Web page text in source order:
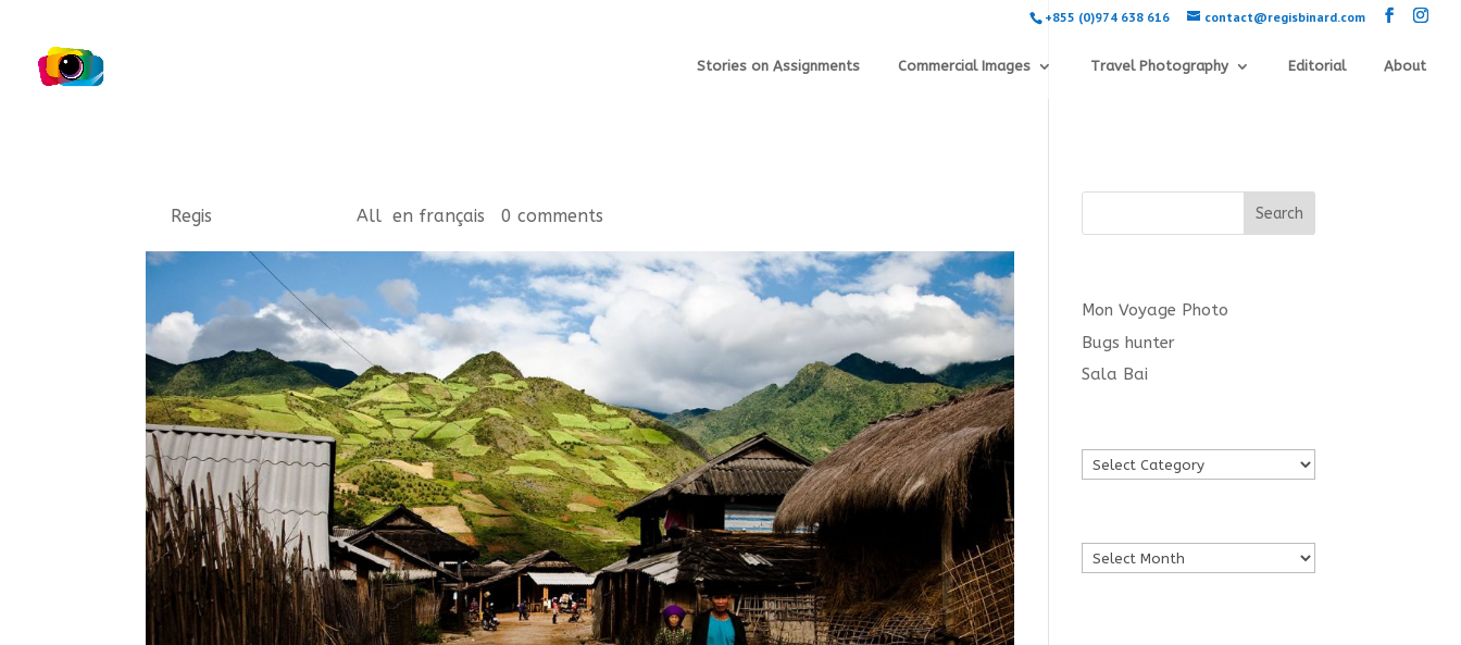
+855 (0)974 638 616 contact@regisbinard.com
Stories on Assignments Commercial Images Travel Photography Editorial About
Regis |All ,en français |0 comments
Mon Voyage Photo
Bugs hunter
Sala Bai
Languages
Archives